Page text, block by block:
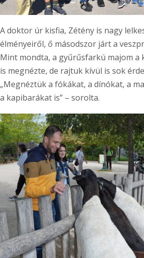
A doktor úr kisfia, Zétény is nagy
élményeiről, ő másodszor járt a
Mint mondta, a gyűrűsfarkú majom a
is megnézte, de rajtuk kívül is sok
„Megnéztük a fókákat, a dínókat, a
a kapibarákat is” – sorolta.